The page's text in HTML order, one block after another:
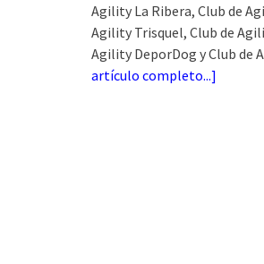
Agility La Ribera, Club de
Agility Trisquel, Club de
Agility DeporDog y Club de
artículo completo...]